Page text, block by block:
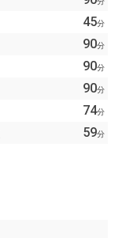
45分
90分
90分
90分
74分
59分